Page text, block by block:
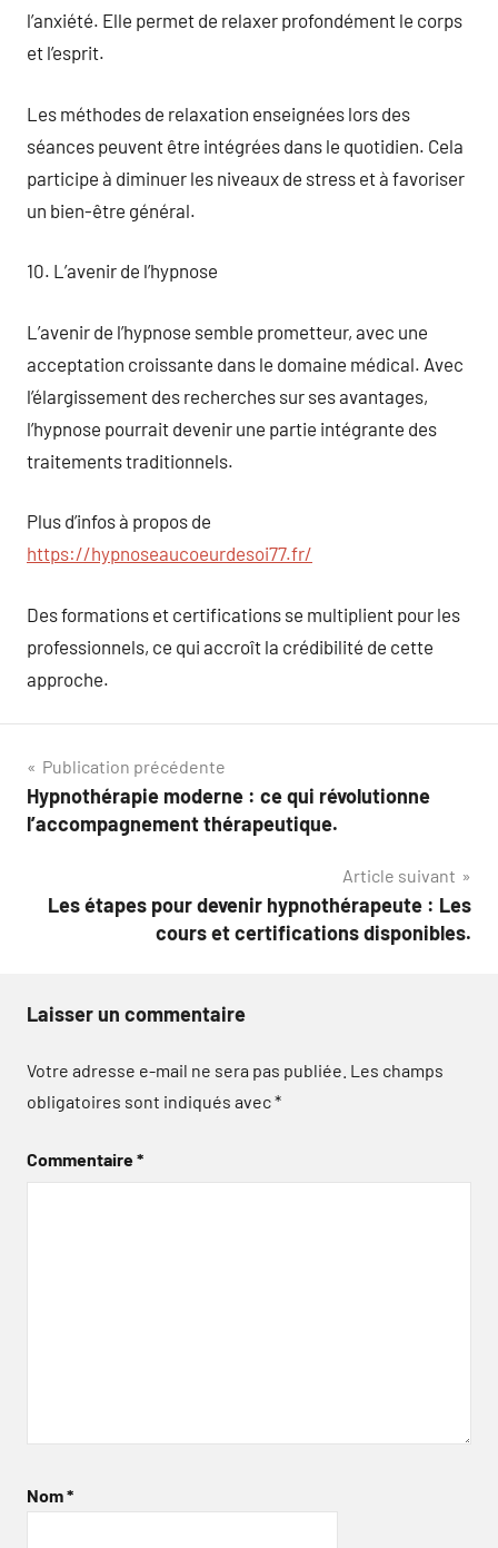
l’anxiété. Elle permet de relaxer profondément le corps
et l’esprit.
Les méthodes de relaxation enseignées lors des
séances peuvent être intégrées dans le quotidien. Cela
participe à diminuer les niveaux de stress et à favoriser
un bien-être général.
10. L’avenir de l’hypnose
L’avenir de l’hypnose semble prometteur, avec une
acceptation croissante dans le domaine médical. Avec
l’élargissement des recherches sur ses avantages,
l’hypnose pourrait devenir une partie intégrante des
traitements traditionnels.
Plus d’infos à propos de
https://hypnoseaucoeurdesoi77.fr/
Des formations et certifications se multiplient pour les
professionnels, ce qui accroît la crédibilité de cette
approche.
Navigation
de
Publication précédente
Hypnothérapie moderne : ce qui révolutionne
l’accompagnement thérapeutique.
Article suivant
Les étapes pour devenir hypnothérapeute : Les
cours et certifications disponibles.
Laisser un commentaire
Votre adresse e-mail ne sera pas publiée. Les champs
obligatoires sont indiqués avec*
Commentaire*
Nom*